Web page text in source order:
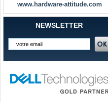
www.hardware-attitude.com
NEWSLETTER